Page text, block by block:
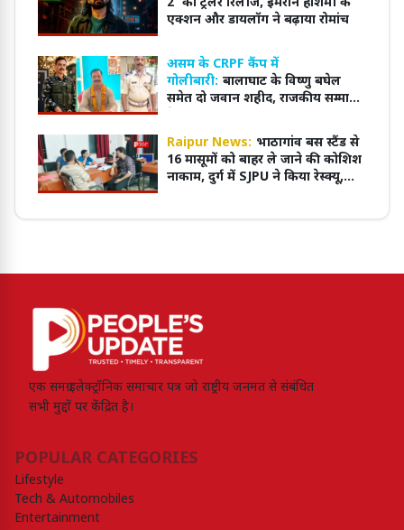
एक्शन और डायलॉग ने बढ़ाया रोमांच
असम के CRPF कैंप में
गोलीबारी: बालाघाट के विष्णु बघेल
समेत दो जवान शहीद, राजकीय सम्मान
Raipur News: भाठागांव बस स्टैंड से
16 मासूमों को बाहर ले जाने की कोशिश
नाकाम, दुर्ग में SJPU ने किया रेस्क्यू,
एक समग्र इलेक्ट्रॉनिक समाचार पत्र जो राष्ट्रीय जनमत से संबंधित
सभी मुद्दों पर केंद्रित है।
POPULAR CATEGORIES
Lifestyle
Tech & Automobiles
Entertainment